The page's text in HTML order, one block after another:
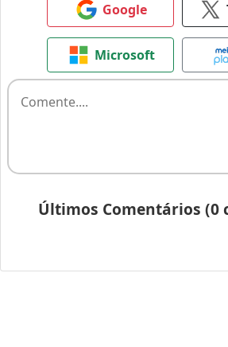
Google
Microsoft
Últimos Comentários (0